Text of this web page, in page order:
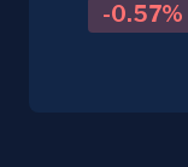
-0.57%